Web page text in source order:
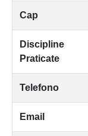
Cap
Discipline
Praticate
Telefono
Email